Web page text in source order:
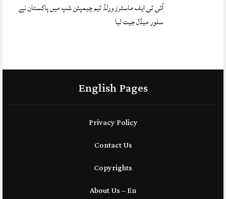
آئی ٹی ایف ماسٹرز ورلڈ ٹیم چیمپئن شپ میں پاکستان نے
سلور میڈل جیت لیا
English Pages
Privacy Policy
Contact Us
Copyrights
About Us – En